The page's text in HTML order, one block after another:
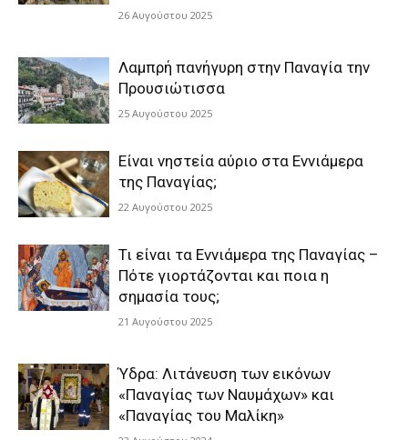
26 Αυγούστου 2025
Λαμπρή πανήγυρη στην Παναγία την
Προυσιώτισσα
25 Αυγούστου 2025
Είναι νηστεία αύριο στα Εννιάμερα
της Παναγίας;
22 Αυγούστου 2025
Τι είναι τα Εννιάμερα της Παναγίας –
Πότε γιορτάζονται και ποια η
σημασία τους;
21 Αυγούστου 2025
Ύδρα: Λιτάνευση των εικόνων
«Παναγίας των Ναυμάχων» και
«Παναγίας του Μαλίκη»